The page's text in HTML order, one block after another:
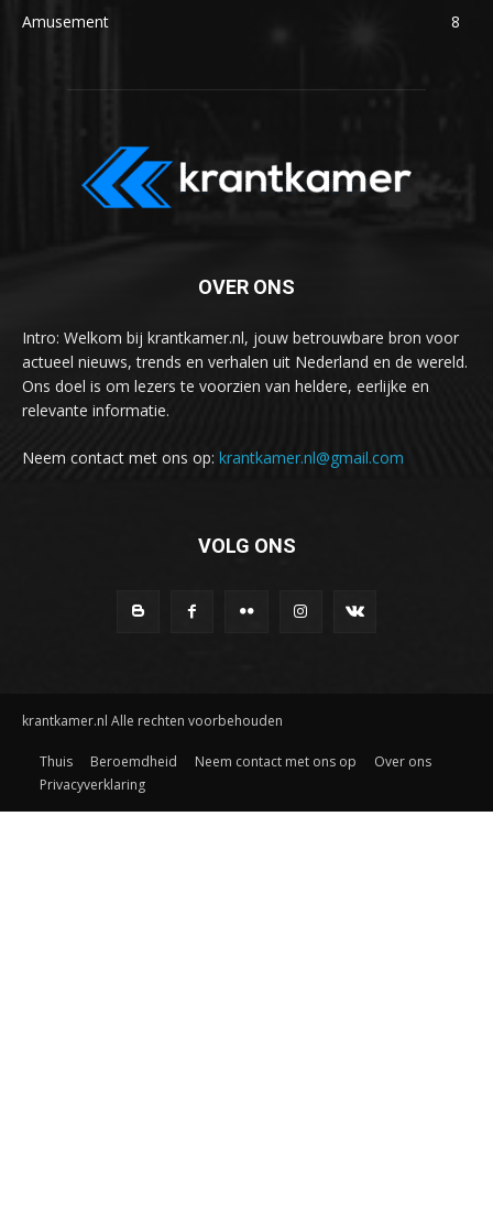
Amusement
8
OVER ONS
Intro: Welkom bij krantkamer.nl, jouw betrouwbare bron voor
actueel nieuws, trends en verhalen uit Nederland en de wereld.
Ons doel is om lezers te voorzien van heldere, eerlijke en
relevante informatie.
Neem contact met ons op: krantkamer.nl@gmail.com
VOLG ONS
krantkamer.nl Alle rechten voorbehouden
Thuis Beroemdheid Neem contact met ons op
Over ons
Privacyverklaring